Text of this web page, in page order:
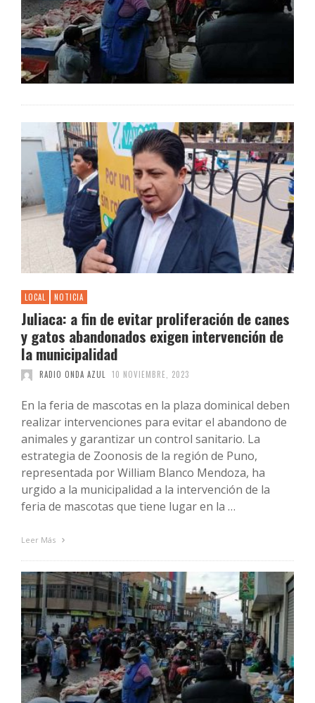
LOCAL NOTICIA
Juliaca: a fin de evitar proliferación de canes
y gatos abandonados exigen intervención de
la municipalidad
RADIO ONDA AZUL 10 NOVIEMBRE, 2023
En la feria de mascotas en la plaza dominical deben
realizar intervenciones para evitar el abandono de
animales y garantizar un control sanitario. La
estrategia de Zoonosis de la región de Puno,
representada por William Blanco Mendoza, ha
urgido a la municipalidad a la intervención de la
feria de mascotas que tiene lugar en la …
Leer Más